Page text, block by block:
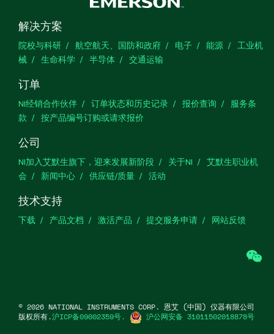
解决方案
院校与科研 航空航天、国防和政府 电子 能源
工业机
械
生命科学 半导体 交通运输
订单
NI经销合作伙伴 订单状态和历史记录 报价查询
服务条
款
按产品编号订购或请求报价
公司
NI加入艾默生旗下，迎来发展新阶段 关于NI
艾默生职业机
会
新闻中心 供应链/质量 活动
技术支持
下载 产品文档 激活产品 提交服务申请 网站反馈
© 2026 NATIONAL INSTRUMENTS CORP. 恩艾 (中国) 仪器有限公司
版权所有.沪ICP备09002359号. 沪公网安备 31011502018878号